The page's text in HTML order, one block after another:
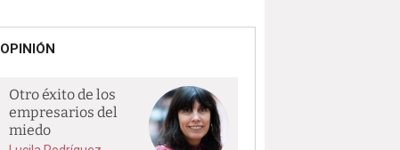
OPINIÓN
Otro éxito de los
empresarios del
miedo